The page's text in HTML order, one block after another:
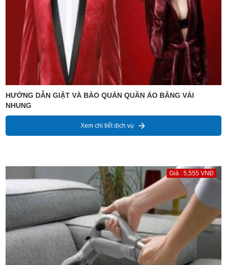
HƯỚNG DẪN GIẶT VÀ BẢO QUẢN QUẦN ÁO BẰNG VẢI
NHUNG
Xem chi tiết dịch vụ
Giá : 5,555 VNĐ